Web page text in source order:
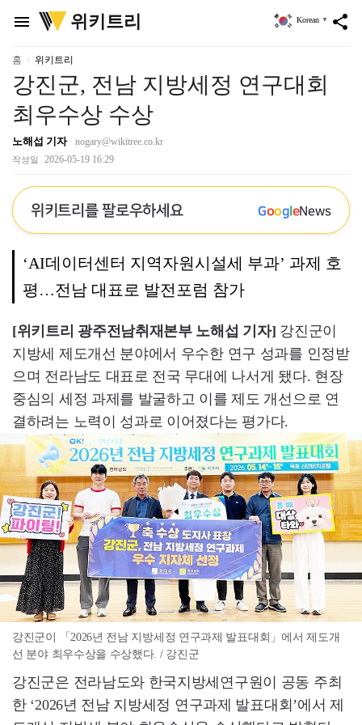
menu
위
키
리
위키트리 share
Korean ▼
홈 위키트리
강진군, 전남 지방세정 연구대회
최우수상 수상
노해섭 기자 nogary@wikitree.co.kr
작성일 2026-05-19 16:29
위키트리를 팔로우하세요 GoogleNews
‘AI데이터센터 지역자원시설세 부과’ 과제 호
평…전남 대표로 발전포럼 참가
[위키트리 광주전남취재본부 노해섭 기자] 강진군이
지방세 제도개선 분야에서 우수한 연구 성과를 인정받
으며 전라남도 대표로 전국 무대에 나서게 됐다. 현장
중심의 세정 과제를 발굴하고 이를 제도 개선으로 연
결하려는 노력이 성과로 이어졌다는 평가다.
강진군이 「2026년 전남 지방세정 연구과제 발표대회」에서 제도개
선 분야 최우수상을 수상했다. / 강진군
강진군은 전라남도와 한국지방세연구원이 공동 주최
한 ‘2026년 전남 지방세정 연구과제 발표대회’에서 제